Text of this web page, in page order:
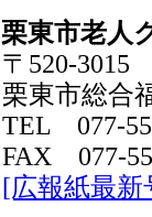
栗東市老人
〒520-3015
栗東市総合
TEL 077-
FAX 077-
[広報紙最